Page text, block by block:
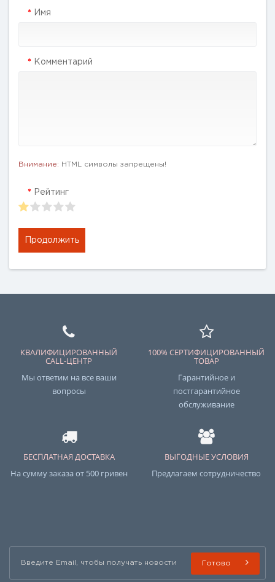
Имя
Комментарий
Внимание: HTML символы запрещены!
Рейтинг
Продолжить
КВАЛИФИЦИРОВАННЫЙ
CALL-ЦЕНТР
Мы ответим на все ваши
вопросы
100% СЕРТИФИЦИРОВАННЫЙ
ТОВАР
Гарантийное и
постгарантийное
обслуживание
БЕСПЛАТНАЯ ДОСТАВКА
На сумму заказа от 500 гривен
ВЫГОДНЫЕ УСЛОВИЯ
Предлагаем сотрудничество
Готово